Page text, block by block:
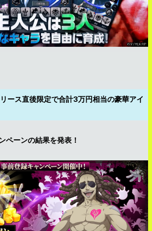
ース直後限定で合計3万円相当の豪華アイ
ペーンの結果を発表！